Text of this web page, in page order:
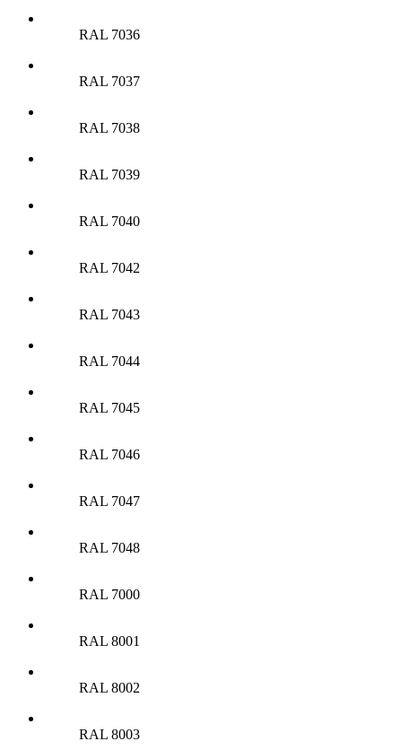
RAL 7036
RAL 7037
RAL 7038
RAL 7039
RAL 7040
RAL 7042
RAL 7043
RAL 7044
RAL 7045
RAL 7046
RAL 7047
RAL 7048
RAL 7000
RAL 8001
RAL 8002
RAL 8003